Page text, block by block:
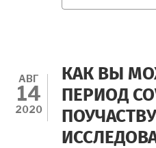
АВГ
14
2020
КАК ВЫ
ПЕРИОД